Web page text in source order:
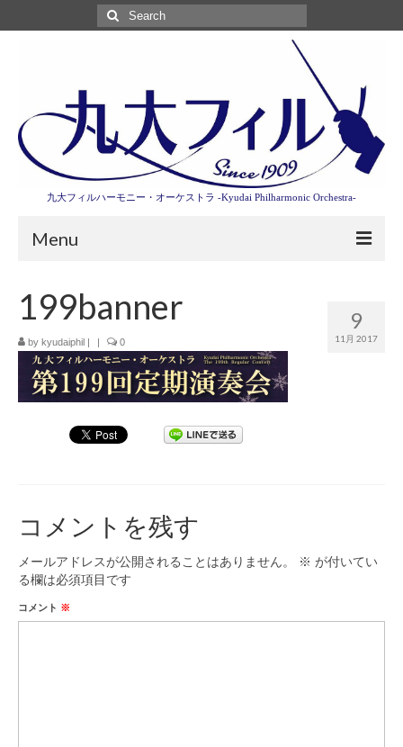
Search
for:
九大フィルハーモニー・オーケストラ -Kyudai Philharmonic Orchestra-
Menu
演奏会情報
卒業記念演奏会2027
九大フィルとは
九大フィルの歴史
九大フィル特集ページ
団員専用ページ
9
11月 2017
199banner
by kyudaiphil 0
コメントを残す
メールアドレスが公開されることはありません。 ※ が付いてい
る欄は必須項目です
コメント ※